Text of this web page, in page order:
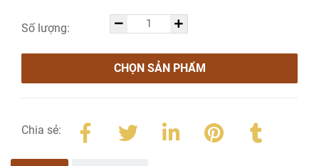
Số lượng:
CHỌN SẢN PHẨM
Chia sẻ: